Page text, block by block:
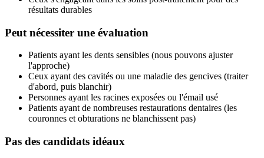
résultats durables
Peut nécessiter une évaluation
Patients ayant les dents sensibles (nous pouvons ajuster
l'approche)
Ceux ayant des cavités ou une maladie des gencives (traiter
d'abord, puis blanchir)
Personnes ayant les racines exposées ou l'émail usé
Patients ayant de nombreuses restaurations dentaires (les
couronnes et obturations ne blanchissent pas)
Pas des candidats idéaux